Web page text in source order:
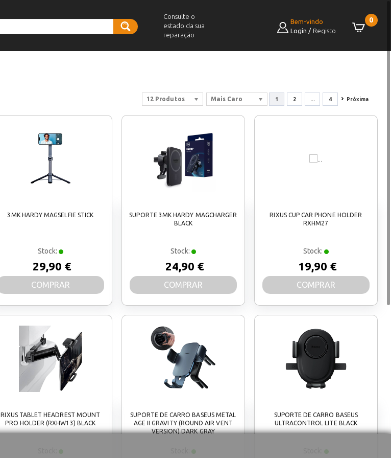
Consulte o
estado da sua
reparação
0
Bem-vindo
Login / Registo
1 2 ... 4 Próxima
Mais Caro
12 Produtos
3MK HARDY MAGSELFIE STICK
Stock:
29,90 €
COMPRAR
SUPORTE 3MK HARDY MAGCHARGER
BLACK
Stock:
24,90 €
COMPRAR
RIXUS CUP CAR PHONE HOLDER
RXHM27
Stock:
19,90 €
COMPRAR
RIXUS TABLET HEADREST MOUNT
PRO HOLDER (RXHW13) BLACK
Stock:
SUPORTE DE CARRO BASEUS METAL
AGE II GRAVITY (ROUND AIR VENT
VERSION) DARK GRAY
SUPORTE DE CARRO BASEUS
ULTRACONTROL LITE BLACK